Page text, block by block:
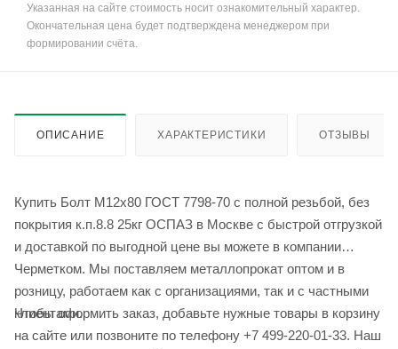
Указанная на сайте стоимость носит ознакомительный характер.
Окончательная цена будет подтверждена менеджером при
формировании счёта.
ОПИСАНИЕ ХАРАКТЕРИСТИКИ ОТЗЫВЫ
Купить Болт М12x80 ГОСТ 7798-70 с полной резьбой, без
покрытия к.п.8.8 25кг ОСПАЗ в Москве с быстрой отгрузкой
и доставкой по выгодной цене вы можете в компании
Черметком. Мы поставляем металлопрокат оптом и в
розницу, работаем как с организациями, так и с частными
клиентами.
Чтобы оформить заказ, добавьте нужные товары в корзину
на сайте или позвоните по телефону +7 499-220-01-33. Наш